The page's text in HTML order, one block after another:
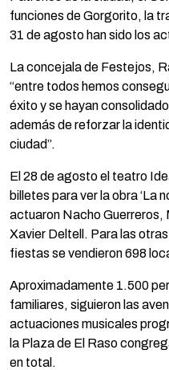
funciones de Gorgorito, la
31 de agosto han sido los
La concejala de Festejos,
“entre todos hemos
éxito y se hayan
además de reforzar la
ciudad”.
El 28 de agosto el teatro
billetes para ver la obra ‘La
actuaron Nacho Guerreros,
Xavier Deltell. Para las
fiestas se vendieron 698
Aproximadamente 1.500
familiares, siguieron las
actuaciones musicales
la Plaza de El Raso
en total.